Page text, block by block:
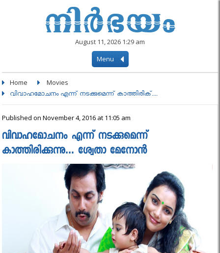
August 11, 2026 1:29 am
Menu
Home Movies
വിവാഹമോചനം എന്ന് നടക്കുമെന്ന് കാത്തിരിക്....
Published on November 4, 2016 at 11:05 am
വിവാഹമോചനം എന്ന് നടക്കുമെന്ന്
കാത്തിരിക്കുന്നു… ശ്വേതാ മേനോൻ